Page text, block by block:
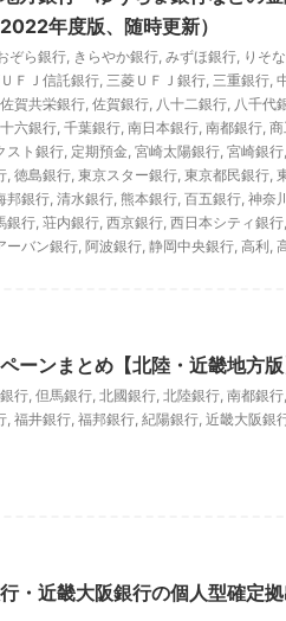
年度版、随時更新）
ぞら銀行, きらやか銀行, みずほ銀行, りそ
ＦＪ信託銀行, 三菱ＵＦＪ銀行, 三重銀行,
佐賀共栄銀行, 佐賀銀行, 八十二銀行, 八千代
十六銀行, 千葉銀行, 南日本銀行, 南都銀行,
スト銀行, 定期預金, 宮崎太陽銀行, 宮崎銀行,
, 徳島銀行, 東京スター銀行, 東京都民銀行,
邦銀行, 清水銀行, 熊本銀行, 百五銀行, 神奈
銀行, 荘内銀行, 西京銀行, 西日本シティ銀行,
ーバン銀行, 阿波銀行, 静岡中央銀行, 高利,
ーンまとめ【北陸・近畿地方版
行, 但馬銀行, 北國銀行, 北陸銀行, 南都銀行,
, 福井銀行, 福邦銀行, 紀陽銀行, 近畿大阪銀
・近畿大阪銀行の個人型確定